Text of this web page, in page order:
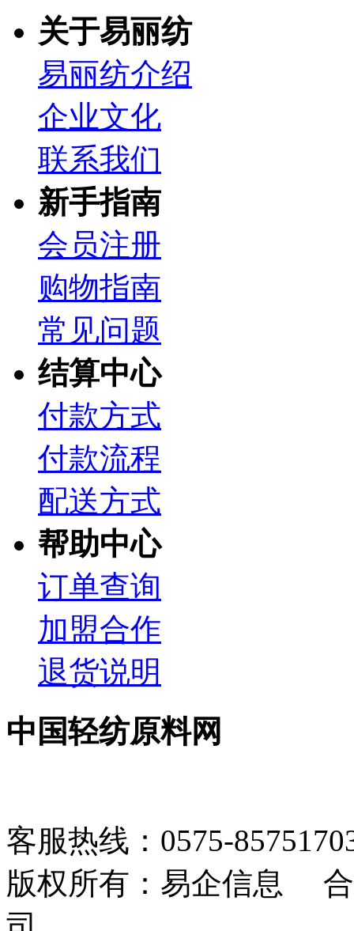
关于易丽纺
易丽纺介绍
企业文化
联系我们
新手指南
会员注册
购物指南
常见问题
结算中心
付款方式
付款流程
配送方式
帮助中心
订单查询
加盟合作
退货说明
中国轻纺原料网
客服热线：0575-
版权所有：易企信息 合